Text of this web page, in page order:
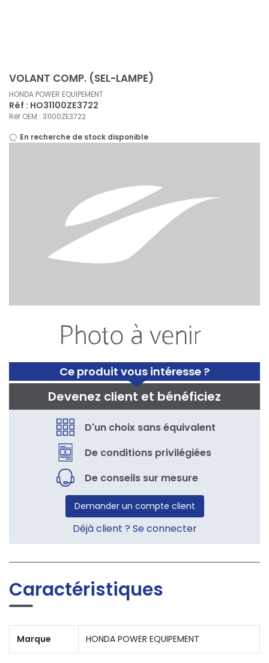
Ce produit vous intéresse ?
Devenez client et bénéficiez
D'un choix sans équivalent
De conditions privilégiées
De conseils sur mesure
Demander un compte client
Déjà client ? Se connecter
VOLANT COMP. (SEL-LAMPE)
HONDA POWER EQUIPEMENT
Réf : HO31100ZE3722
Réf OEM : 31100ZE3722
En recherche de stock disponible
Caractéristiques
Marque HONDA POWER EQUIPEMENT